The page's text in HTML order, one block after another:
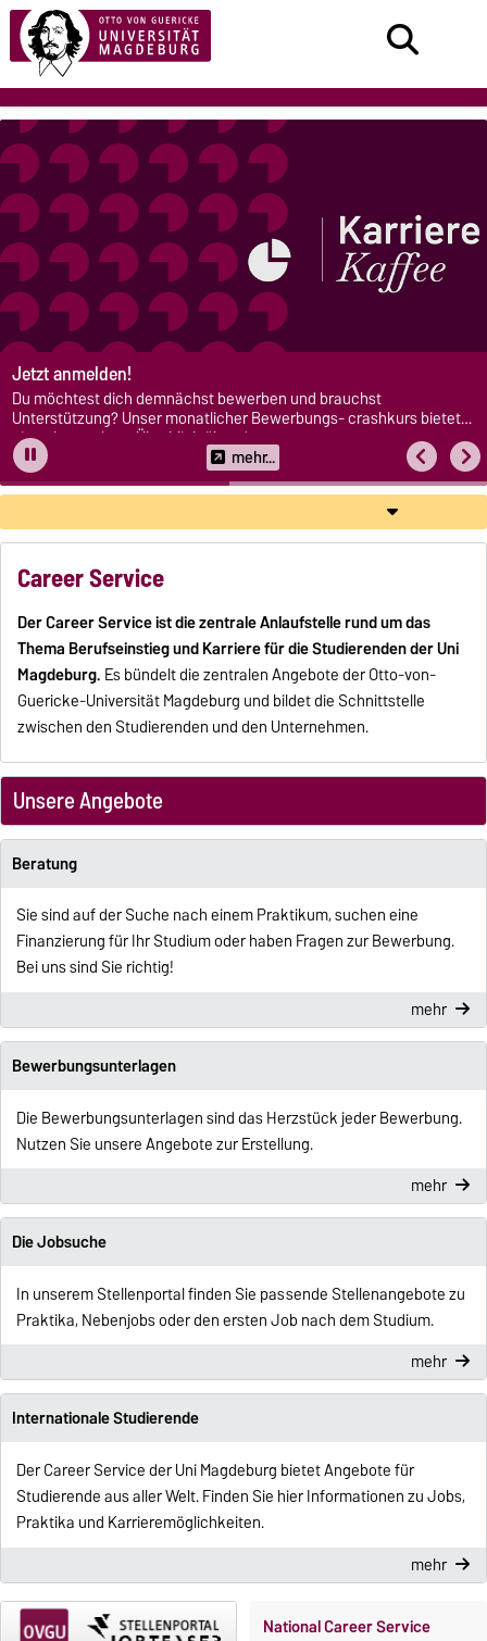
Jetzt anmelden!
Du möchtest dich demnächst bewerben und brauchst
Unterstützung? Unser monatlicher Bewerbungs- crashkurs bietet
einen kompakten Überblick über den gesamten
Bewerbungsprozess. mehr...
Career Service
Der Career Service ist die zentrale Anlaufstelle rund um das
Thema Berufseinstieg und Karriere für die Studierenden der Uni
Magdeburg. Es bündelt die zentralen Angebote der Otto-von-
Guericke-Universität Magdeburg und bildet die Schnittstelle
zwischen den Studierenden und den Unternehmen.
Unsere Angebote
Beratung
Sie sind auf der Suche nach einem Praktikum, suchen eine
Finanzierung für Ihr Studium oder haben Fragen zur Bewerbung.
Bei uns sind Sie richtig!
mehr
Bewerbungsunterlagen
Die Bewerbungsunterlagen sind das Herzstück jeder Bewerbung.
Nutzen Sie unsere Angebote zur Erstellung.
mehr
Die Jobsuche
In unserem Stellenportal finden Sie passende Stellenangebote zu
Praktika, Nebenjobs oder den ersten Job nach dem Studium.
mehr
Internationale Studierende
Der Career Service der Uni Magdeburg bietet Angebote für
Studierende aus aller Welt. Finden Sie hier Informationen zu Jobs,
Praktika und Karrieremöglichkeiten.
mehr
National Career Service